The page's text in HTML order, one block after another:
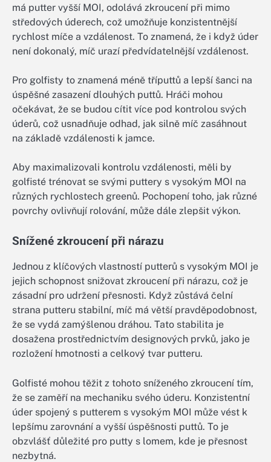
má putter vyšší MOI, odolává zkroucení při mimo
středových úderech, což umožňuje konzistentnější
rychlost míče a vzdálenost. To znamená, že i když úder
není dokonalý, míč urazí předvídatelnější vzdálenost.
Pro golfisty to znamená méně tříputtů a lepší šanci na
úspěšné zasazení dlouhých puttů. Hráči mohou
očekávat, že se budou cítit více pod kontrolou svých
úderů, což usnadňuje odhad, jak silně míč zasáhnout
na základě vzdálenosti k jamce.
Aby maximalizovali kontrolu vzdálenosti, měli by
golfisté trénovat se svými puttery s vysokým MOI na
různých rychlostech greenů. Pochopení toho, jak různé
povrchy ovlivňují rolování, může dále zlepšit výkon.
Snížené zkroucení při nárazu
Jednou z klíčových vlastností putterů s vysokým MOI je
jejich schopnost snižovat zkroucení při nárazu, což je
zásadní pro udržení přesnosti. Když zůstává čelní
strana putteru stabilní, míč má větší pravděpodobnost,
že se vydá zamýšlenou dráhou. Tato stabilita je
dosažena prostřednictvím designových prvků, jako je
rozložení hmotnosti a celkový tvar putteru.
Golfisté mohou těžit z tohoto sníženého zkroucení tím,
že se zaměří na mechaniku svého úderu. Konzistentní
úder spojený s putterem s vysokým MOI může vést k
lepšímu zarovnání a vyšší úspěšnosti puttů. To je
obzvlášť důležité pro putty s lomem, kde je přesnost
nezbytná.